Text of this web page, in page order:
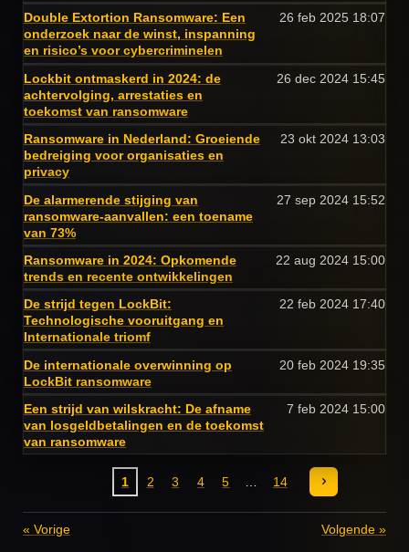
Double Extortion Ransomware: Een
onderzoek naar de winst, inspanning
en risico’s voor cybercriminelen
26 feb 2025 18:07
Lockbit ontmaskerd in 2024: de
achtervolging, arrestaties en
toekomst van ransomware
26 dec 2024 15:45
Ransomware in Nederland: Groeiende
bedreiging voor organisaties en
privacy
23 okt 2024 13:03
De alarmerende stijging van
ransomware-aanvallen: een toename
van 73%
27 sep 2024 15:52
Ransomware in 2024: Opkomende
trends en recente ontwikkelingen
22 aug 2024 15:00
De strijd tegen LockBit:
Technologische vooruitgang en
Internationale triomf
22 feb 2024 17:40
De internationale overwinning op
LockBit ransomware
20 feb 2024 19:35
Een strijd van wilskracht: De afname
van losgeldbetalingen en de toekomst
van ransomware
7 feb 2024 15:00
1 2 3 4 5 14
« Vorige Volgende »